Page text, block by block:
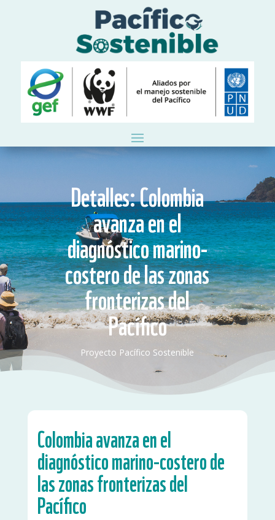
Detalles: Colombia
avanza en el
diagnóstico marino-
costero de las zonas
fronterizas del
Pacífico
Proyecto Pacífico Sostenible
Colombia avanza en el
diagnóstico marino-costero de
las zonas fronterizas del
Pacífico